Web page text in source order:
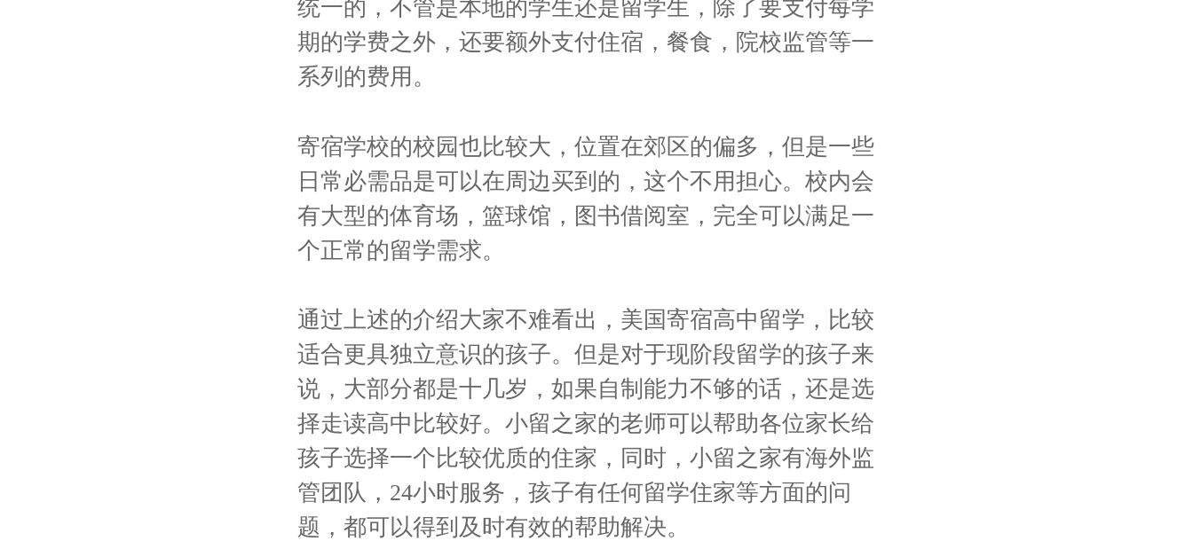
统一的，不管是本地的学生还是留学生，除了要支付每学
期的学费之外，还要额外支付住宿，餐食，院校监管等一
系列的费用。
寄宿学校的校园也比较大，位置在郊区的偏多，但是一些
日常必需品是可以在周边买到的，这个不用担心。校内会
有大型的体育场，篮球馆，图书借阅室，完全可以满足一
个正常的留学需求。
通过上述的介绍大家不难看出，美国寄宿高中留学，比较
适合更具独立意识的孩子。但是对于现阶段留学的孩子来
说，大部分都是十几岁，如果自制能力不够的话，还是选
择走读高中比较好。小留之家的老师可以帮助各位家长给
孩子选择一个比较优质的住家，同时，小留之家有海外监
管团队，24小时服务，孩子有任何留学住家等方面的问
题，都可以得到及时有效的帮助解决。